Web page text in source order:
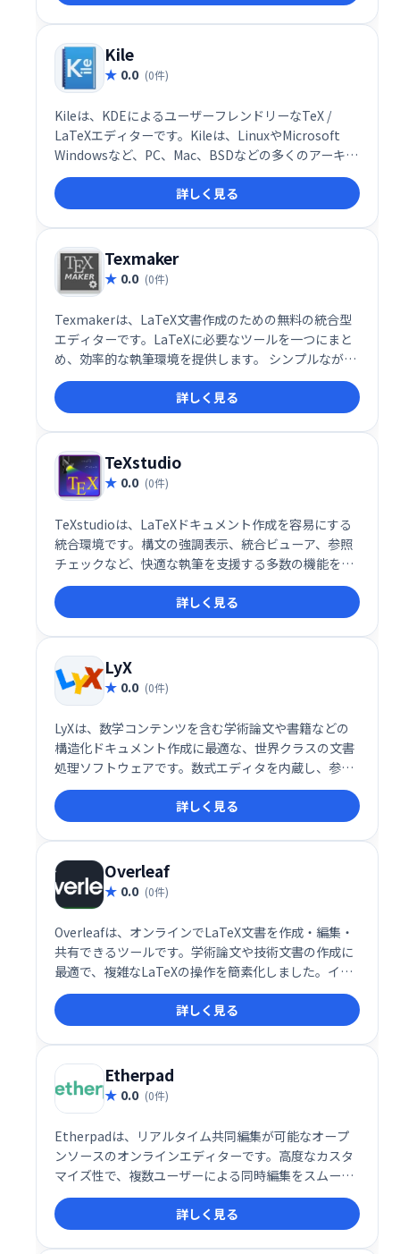
Kile
0.0 (0件)
Kileは、KDEによるユーザーフレンドリーなTeX /
LaTeXエディターです。Kileは、LinuxやMicrosoft
Windowsなど、PC、Mac、BSDなどの多くのアーキテ
クチャやオペレーティングシステムで利用できます。
詳しく見る
Texmaker
0.0 (0件)
Texmakerは、LaTeX文書作成のための無料の統合型
エディターです。LaTeXに必要なツールを一つにまと
め、効率的な執筆環境を提供します。 シンプルながら
も強力な機能で、論文やレポート作成をスムーズにサ
ポートします。初心者から上級者まで、LaTeXによる
文書作成を容易にする頼もしいツールです。無料でご
利用いただけます。
詳しく見る
TeXstudio
0.0 (0件)
TeXstudioは、LaTeXドキュメント作成を容易にする
統合環境です。構文の強調表示、統合ビューア、参照
チェックなど、快適な執筆を支援する多数の機能を搭
載。LaTeX初心者から上級者まで、効率的な文書作成
を実現します。直感的な操作性で、複雑なLaTeXコー
ドの記述もスムーズに行えます。 論文執筆やレポート
作成など、高品質な文書作成に最適なツールです。
詳しく見る
LyX
0.0 (0件)
LyXは、数学コンテンツを含む学術論文や書籍などの
構造化ドキュメント作成に最適な、世界クラスの文書
処理ソフトウェアです。数式エディタを内蔵し、参考
文献リストや索引作成も容易に行えます。手紙や小説
など、様々なドキュメント作成にも対応しており、す
ぐに使えるテンプレートも豊富に用意されています。
詳しく見る
Overleaf
0.0 (0件)
Overleafは、オンラインでLaTeX文書を作成・編集・
共有できるツールです。学術論文や技術文書の作成に
最適で、複雑なLaTeXの操作を簡素化しました。イン
ターネットブラウザ上で動作するため、ソフトウェア
のインストールは不要。場所を選ばず、デバイスを問
わず作業できます。共同編集機能も備え、複数人で効
率的に執筆を進められます。論文執筆の負担を軽減
し、スムーズな作業を実現します。
詳しく見る
Etherpad
0.0 (0件)
Etherpadは、リアルタイム共同編集が可能なオープ
ンソースのオンラインエディターです。高度なカスタ
マイズ性で、複数ユーザーによる同時編集をスムーズ
に実現します。文書作成、共同作業、ブレインストー
ミングなど、様々な用途に活用できます。シンプルで
直感的なインターフェースで、誰でも簡単に利用可能
詳しく見る